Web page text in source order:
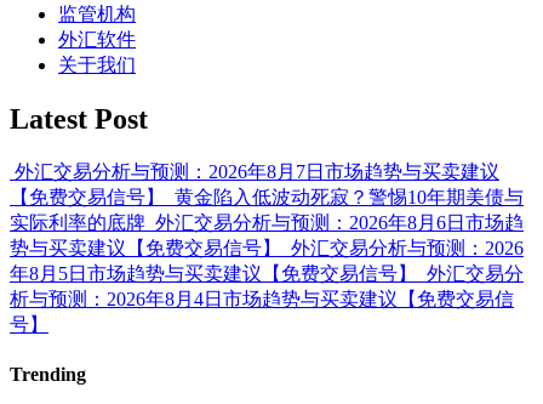
监管机构
外汇软件
关于我们
Latest Post
外汇交易分析与预测：2026年8月7日市场趋势与买卖建议
【免费交易信号】
黄金陷入低波动死寂？警惕10年期美债与
实际利率的底牌 外汇交易分析与预测：2026年8月6日市场趋
势与买卖建议【免费交易信号】
外汇交易分析与预测：2026
年8月5日市场趋势与买卖建议【免费交易信号】
外汇交易分
析与预测：2026年8月4日市场趋势与买卖建议【免费交易信
号】
Trending